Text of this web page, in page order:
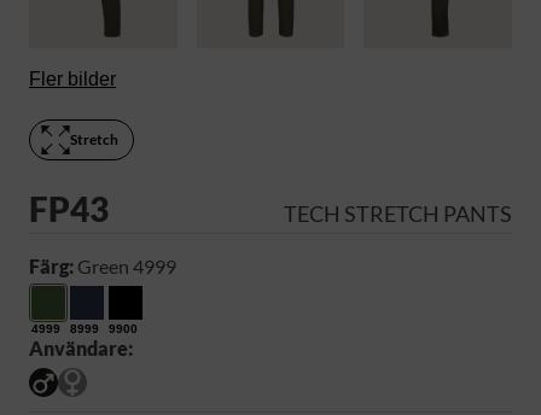
Fler bilder
Stretch
FP43 TECH STRETCH PANTS
Färg: Green 4999
4999 8999 9900
Användare: